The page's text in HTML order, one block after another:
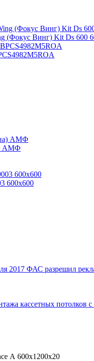
(Фокус Винг) Kit Ds 600
АМФ
600x600
2017 ФАС разрешил
кассетных потолков
А 600x1200x20